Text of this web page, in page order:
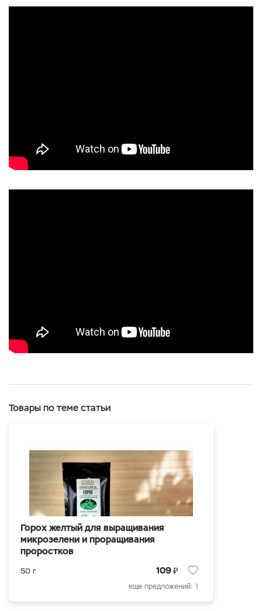
Товары по теме статьи
Горох желтый для выращивания
микрозелени и проращивания
проростков
50 г 109₽
еще предложений: 1